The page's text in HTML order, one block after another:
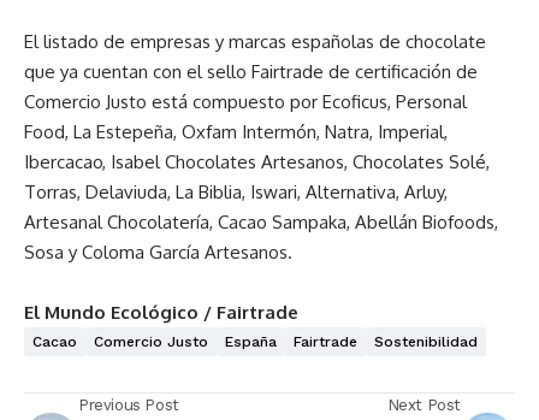
El listado de empresas y marcas españolas de chocolate
que ya cuentan con el sello Fairtrade de certificación de
Comercio Justo está compuesto por Ecoficus, Personal
Food, La Estepeña, Oxfam Intermón, Natra, Imperial,
Ibercacao, Isabel Chocolates Artesanos, Chocolates Solé,
Torras, Delaviuda, La Biblia, Iswari, Alternativa, Arluy,
Artesanal Chocolatería, Cacao Sampaka, Abellán Biofoods,
Sosa y Coloma García Artesanos.
El Mundo Ecológico / Fairtrade
Cacao Comercio Justo España Fairtrade Sostenibilidad
Previous Post Next Post